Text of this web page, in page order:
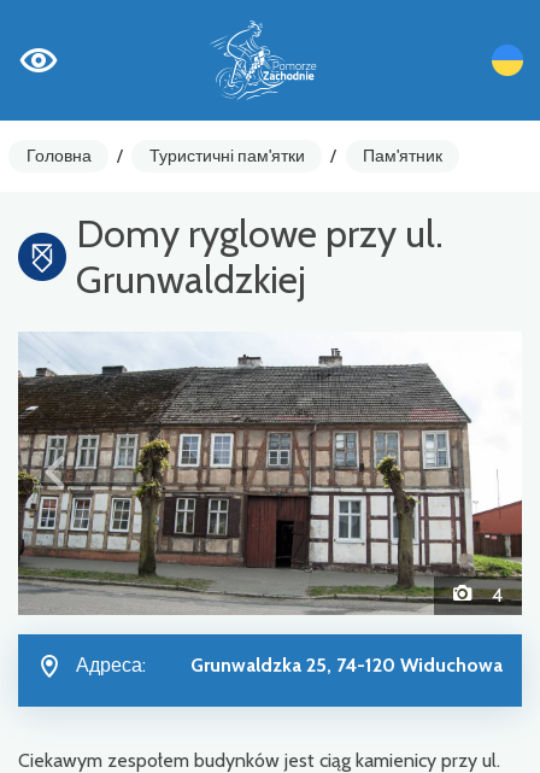
Головна / Туристичні пам'ятки / Пам'ятник
Domy ryglowe przy ul.
Grunwaldzkiej
4
Адреса: Grunwaldzka 25, 74-120 Widuchowa
Ciekawym zespołem budynków jest ciąg kamienicy przy ul.